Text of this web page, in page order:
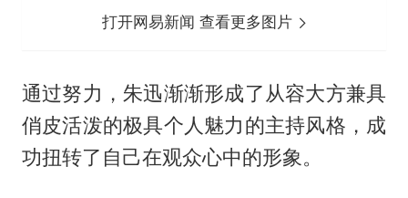
打开网易新闻 查看更多图片
通过努力，朱迅渐渐形成了从容大方兼具
俏皮活泼的极具个人魅力的主持风格，成
功扭转了自己在观众心中的形象。